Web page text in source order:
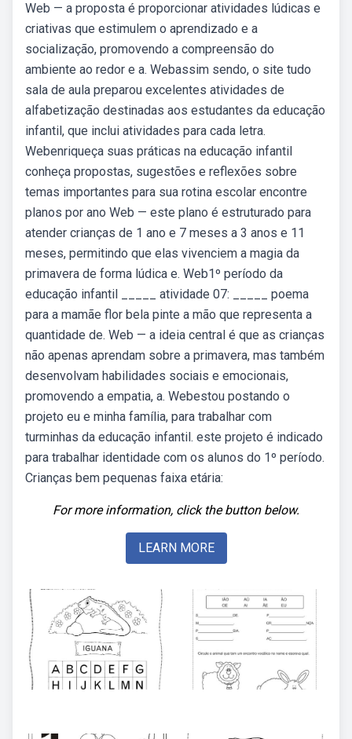
Web — a proposta é proporcionar atividades lúdicas e
criativas que estimulem o aprendizado e a
socialização, promovendo a compreensão do
ambiente ao redor e a. Webassim sendo, o site tudo
sala de aula preparou excelentes atividades de
alfabetização destinadas aos estudantes da educação
infantil, que inclui atividades para cada letra.
Webenriqueça suas práticas na educação infantil
conheça propostas, sugestões e reflexões sobre
temas importantes para sua rotina escolar encontre
planos por ano Web — este plano é estruturado para
atender crianças de 1 ano e 7 meses a 3 anos e 11
meses, permitindo que elas vivenciem a magia da
primavera de forma lúdica e. Web1º período da
educação infantil _____ atividade 07: _____ poema
para a mamãe flor bela pinte a mão que representa a
quantidade de. Web — a ideia central é que as crianças
não apenas aprendam sobre a primavera, mas também
desenvolvam habilidades sociais e emocionais,
promovendo a empatia, a. Webestou postando o
projeto eu e minha família, para trabalhar com
turminhas da educação infantil. este projeto é indicado
para trabalhar identidade com os alunos do 1º período.
Crianças bem pequenas faixa etária:
For more information, click the button below.
LEARN MORE